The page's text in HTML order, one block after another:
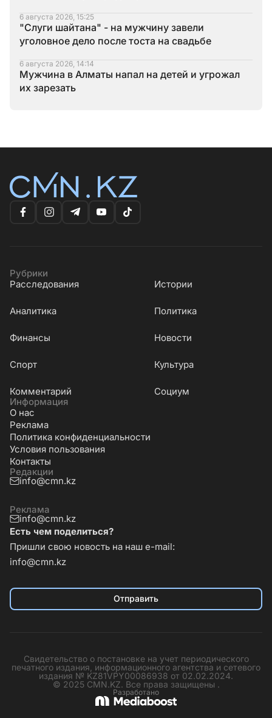
6 августа 2026, 15:25
"Слуги шайтана" - на мужчину завели
уголовное дело после тоста на свадьбе
6 августа 2026, 14:14
Мужчина в Алматы напал на детей и угрожал
их зарезать
Рубрики
Расследования
Истории
Аналитика Политика
Финансы Новости
Cпорт Культура
Комментарий
Социум
Информация
О нас
Реклама
Политика конфиденциальности
Условия пользования
Контакты
Редакции
info@cmn.kz
Реклама
info@cmn.kz
Есть чем поделиться?
Пришли свою новость на наш e-mail:
info@cmn.kz
Отправить
Свидетельство о постановке на учет периодического
печатного издания, информационного агентства и сетевого
издания № KZ81VPY00086938 от 02.02.2024.
© 2025 CMN.KZ. Все права защищены .
Разработано